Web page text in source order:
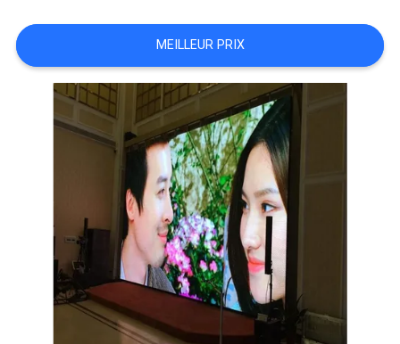
DEMANDEZ
CITATION
PLAN
PRIVACY
POLICY
MEILLEUR PRIX